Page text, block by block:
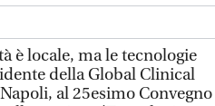
è locale, ma le tecnologie
della Global Clinical
al 25esimo Convegno